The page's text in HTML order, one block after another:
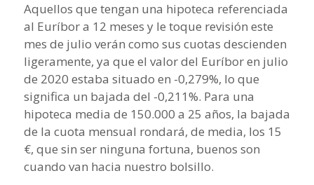
Aquellos que tengan una hipoteca referenciada
al Euríbor a 12 meses y le toque revisión este
mes de julio verán como sus cuotas descienden
ligeramente, ya que el valor del Euríbor en julio
de 2020 estaba situado en -0,279%, lo que
significa un bajada del -0,211%. Para una
hipoteca media de 150.000 a 25 años, la bajada
de la cuota mensual rondará, de media, los 15
€, que sin ser ninguna fortuna, buenos son
cuando van hacia nuestro bolsillo.